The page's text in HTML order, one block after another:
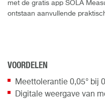
met de gratis app SOLA
ontstaan aanvullende
VOORDELEN
Meettolerantie 0,05° bij
Digitale weergave van